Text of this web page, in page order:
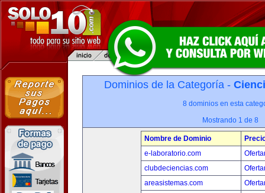
Dominios de la Categoría -
8 dominios en esta
Mostrando 1 de 8
Nombre de Dominio
e-laboratorio.com
clubdeciencias.com
areasistemas.com